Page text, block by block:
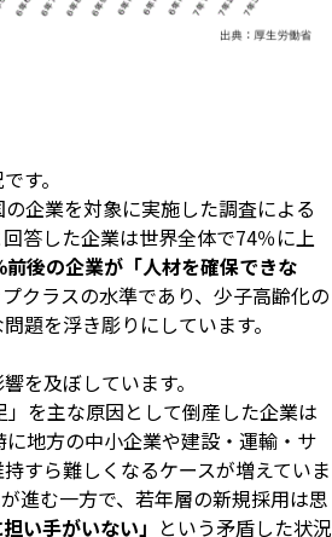
す。
企業を対象に実施した調査による
答した企業は世界全体で74％に上
前後の企業が「人材を確保できな
クラスの水準であり、少子高齢化の
題を浮き彫りにしています。
を及ぼしています。
を主な原因として倒産した企業は
地方の中小企業や建設・運輸・サ
すら難しくなるケースが増えていま
進む一方で、若年層の新規採用は思
い手がいない」 という矛盾した状況